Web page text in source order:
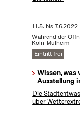
11.5. bis7.6.2022
Während der
Köln-Mülheim
Eintritt frei
Wissen, was
Ausstellung
Die
über